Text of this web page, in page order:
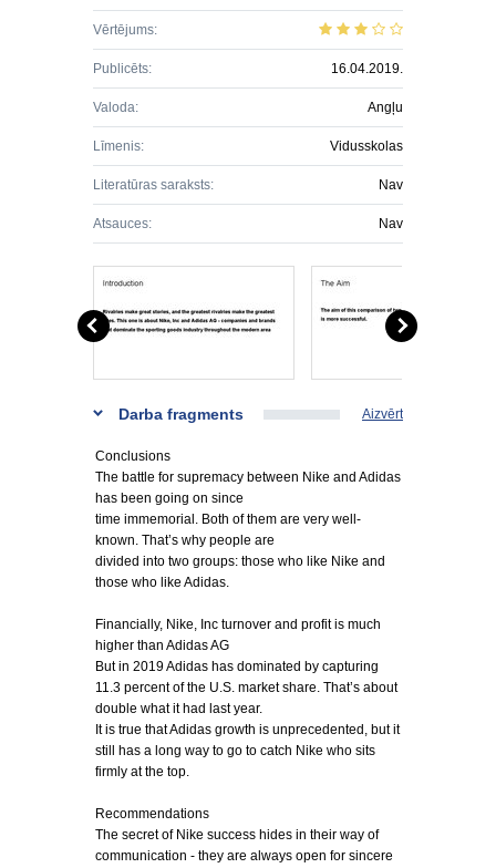
Vērtējums:
Publicēts: 16.04.2019.
Valoda: Angļu
Līmenis: Vidusskolas
Literatūras saraksts: Nav
Atsauces: Nav
Darba fragments Aizvērt
Conclusions
The battle for supremacy between Nike and Adidas
has been going on since
time immemorial. Both of them are very well-
known. That’s why people are
divided into two groups: those who like Nike and
those who like Adidas.
Financially, Nike, Inc turnover and profit is much
higher than Adidas AG
But in 2019 Adidas has dominated by capturing
11.3 percent of the U.S. market share. That’s about
double what it had last year.
It is true that Adidas growth is unprecedented, but it
still has a long way to go to catch Nike who sits
firmly at the top.
Recommendations
The secret of Nike success hides in their way of
communication - they are always open for sincere